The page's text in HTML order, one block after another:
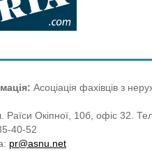
Асоціація фахівців з
Раїси Окіпної, 10б, офіс 32.
40-52
pr@asnu.net